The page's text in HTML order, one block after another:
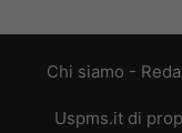
Chi siamo -
Uspms.it di